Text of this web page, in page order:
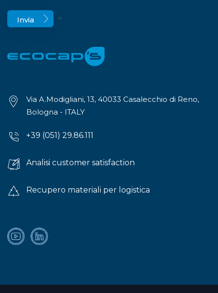
>
Via A.Modigliani, 13, 40033 Casalecchio di Reno,
Bologna - ITALY
+39 (051) 29.86.111
Analisi customer satisfaction
Recupero materiali per logistica